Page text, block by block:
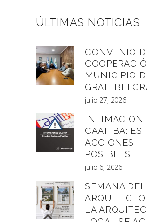
ÚLTIMAS NOTICIAS
CONVENIO
MUNICIPIO
GRAL.
julio 27, 2026
CAAITBA:
ACCIONES
POSIBLES
julio 6, 2026
SEMANA DEL
LA